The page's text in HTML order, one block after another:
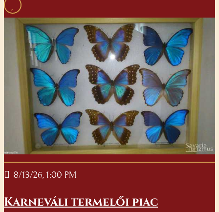
8/13/26, 1:00 PM
Karneváli termelői piac